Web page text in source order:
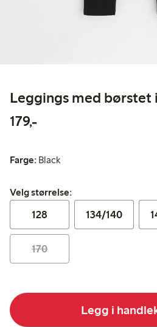
Leggings med børstet
179,-179,00 kr
Farge: Black
Velg størrelse:
Velg størrelse:
128 134/140
170
Legg i